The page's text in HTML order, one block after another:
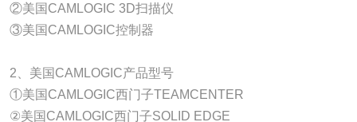
②美国CAMLOGIC 3D扫描仪
③美国CAMLOGIC控制器
2、美国CAMLOGIC产品型号
①美国CAMLOGIC西门子TEAMCENTER
②美国CAMLOGIC西门子SOLID EDGE